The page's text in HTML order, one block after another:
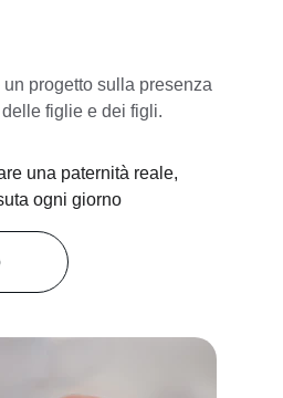
progetto sulla presenza
figlie e dei figli.
una paternità reale,
ogni giorno